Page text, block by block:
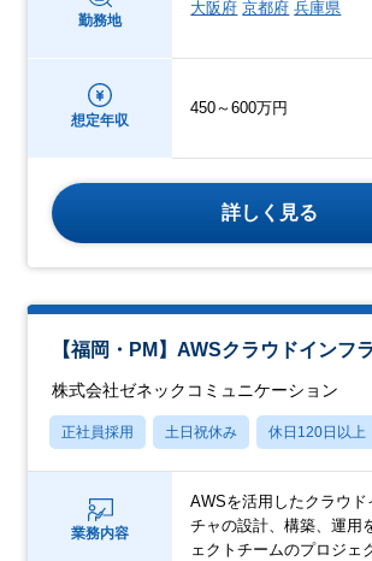
勤務地
大阪府 京都府 兵庫県
想定年収
450～600万円
詳しく見る
【福岡・PM】AWSクラウドインフラ
株式会社ゼネックコミュニケーション
正社員採用 土日祝休み 休日120日以上
業務内容
AWSを活用したクラウド
チャの設計、構築、運用
ェクトチームのプロジェ